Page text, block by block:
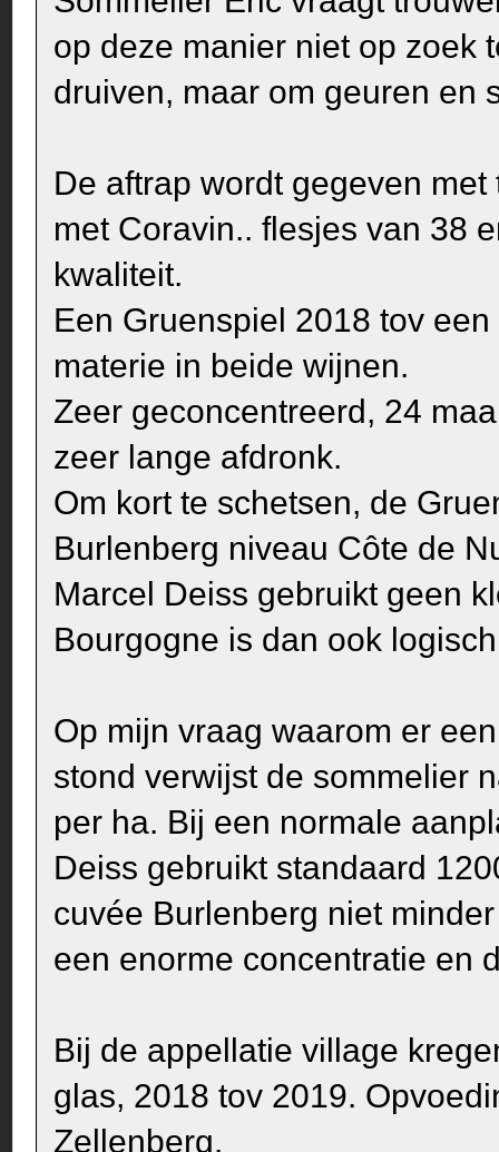
op deze manier niet op zoek
druiven, maar om geuren en
De aftrap wordt gegeven
met Coravin.. flesjes van 38
kwaliteit.
Een Gruenspiel 2018 tov
materie in beide wijnen.
Zeer geconcentreerd, 24
zeer lange afdronk.
Om kort te schetsen, de
Burlenberg niveau Côte de
Marcel Deiss gebruikt geen
Bourgogne is dan ook
Op mijn vraag waarom er
stond verwijst de sommelier
per ha. Bij een normale
Deiss gebruikt standaard
cuvée Burlenberg niet
een enorme concentratie en
Bij de appellatie village
glas, 2018 tov 2019.
Zellenberg.